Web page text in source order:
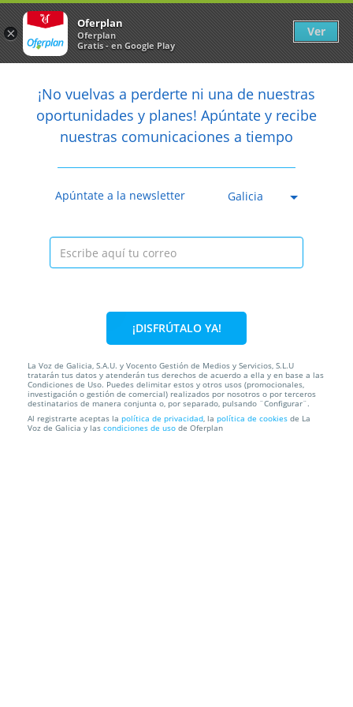

Caducada
37% 22€ 13,95€
CANCELADO Entradas Legends Alive. Santiago.
Domingo 12 abril...
Teatro Compostela (antiguo Teatro La Salle). Santiago
arrow_back Newsletter
¡No vuelvas a perderte ni una de nuestras
oportunidades y planes! Apúntate y recibe
nuestras comunicaciones a tiempo
Apúntate a la newsletter Galicia
¡DISFRÚTALO YA!
La Voz de Galicia, S.A.U. y Vocento Gestión de Medios y Servicios, S.L.U
tratarán tus datos y atenderán tus derechos de acuerdo a ella y en base a las
Condiciones de Uso. Puedes delimitar estos y otros usos (promocionales,
investigación o gestión de comercial) realizados por nosotros o por terceros
destinatarios de manera conjunta o, por separado, pulsando ¨Configurar¨.
Al registrarte aceptas la política de privacidad, la política de cookies de La
Voz de Galicia y las condiciones de uso de Oferplan
×
Oferplan
Oferplan
Gratis - en Google Play
Ver